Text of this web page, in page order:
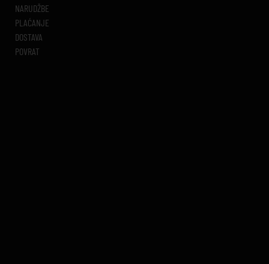
NARUDŽBE
PLAĆANJE
DOSTAVA
POVRAT